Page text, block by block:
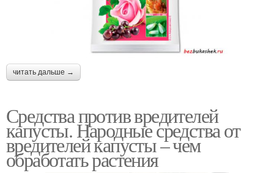
читать дальше →
Средства против вредителей
капусты. Народные средства от
вредителей капусты – чем
обработать растения